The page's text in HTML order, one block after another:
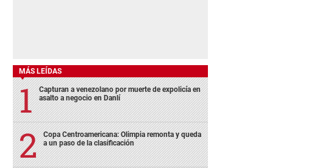
MÁS LEÍDAS
Capturan a venezolano por muerte de expolicía en
asalto a negocio en Danlí
Copa Centroamericana: Olimpia remonta y queda
a un paso de la clasificación